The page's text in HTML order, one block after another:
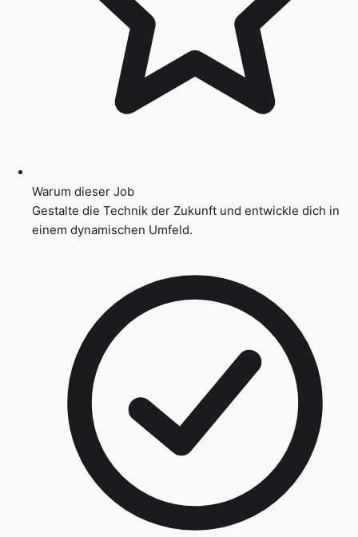
Warum dieser Job
Gestalte die Technik der Zukunft und entwickle dich in
einem dynamischen Umfeld.